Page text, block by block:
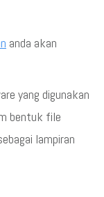
anda akan
yang digunakan
bentuk file
lampiran